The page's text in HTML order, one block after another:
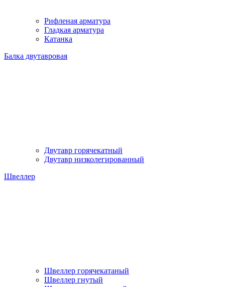
Рифленая арматура
Гладкая арматура
Катанка
Балка двутавровая
Двутавр горячекатный
Двутавр низколегированный
Швеллер
Швеллер горячекатаный
Швеллер гнутый